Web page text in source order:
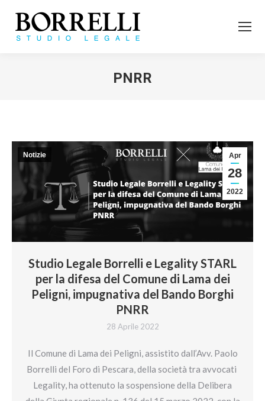
PNRR
Studio Legale Borrelli e Legality STARL
per la difesa del Comune di Lama dei
Peligni, impugnativa del Bando Borghi
PNRR
28 Aprile 2022
Apr
28
2022
Notizie
Il Comune di Lama dei Peligni, assistito dall’Avv. Paolo
Borrelli del Foro di Pescara, della società tra avvocati
Legality, ha ottenuto la sospensione della Delibera